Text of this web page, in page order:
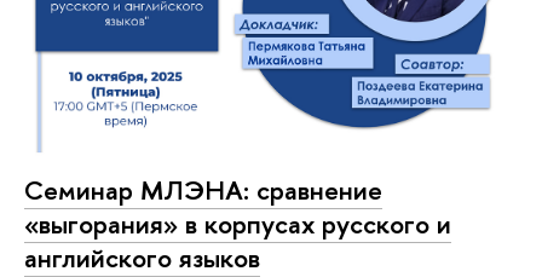
Семинар МЛЭНА: сравнение
«выгорания» в корпусах русского и
английского языков